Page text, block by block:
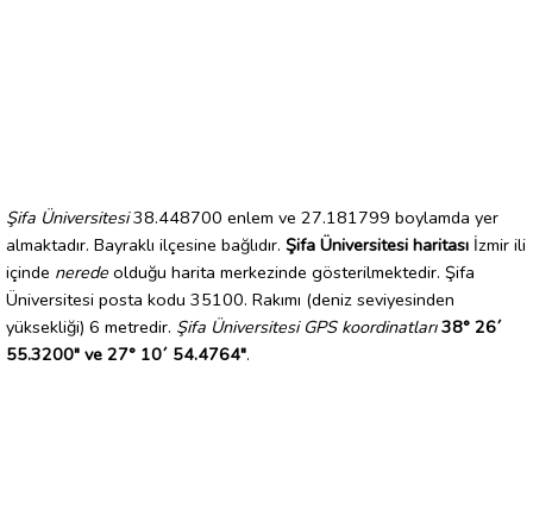
Şifa Üniversitesi38.448700 enlem ve 27.181799 boylamda yer
almaktadır. Bayraklı ilçesine bağlıdır. Şifa Üniversitesi haritası İzmir ili
içinde nerede olduğu harita merkezinde gösterilmektedir. Şifa
Üniversitesi posta kodu 35100. Rakımı (deniz seviyesinden
yüksekliği) 6 metredir. Şifa Üniversitesi GPS koordinatları 38° 26´
55.3200" ve 27° 10´ 54.4764".